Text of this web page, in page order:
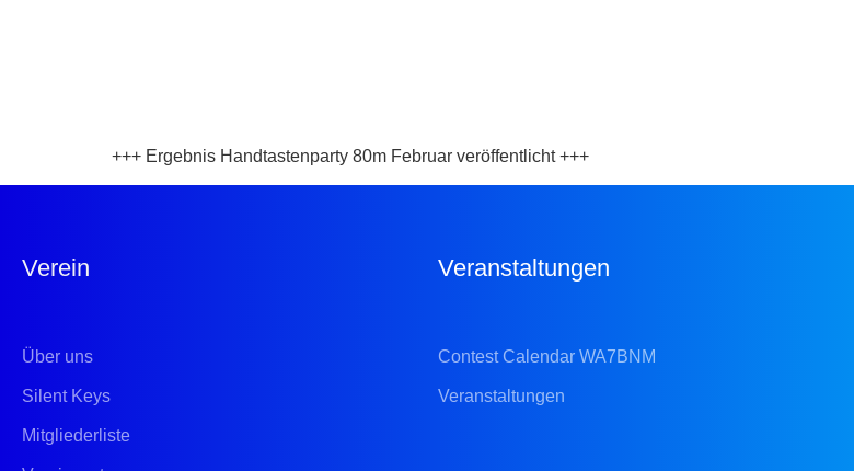
+++ Ergebnis Handtastenparty 80m Februar veröffentlicht +++
Verein
Über uns
Silent Keys
Mitgliederliste
Veranstaltungen
Contest Calendar WA7BNM
Veranstaltungen